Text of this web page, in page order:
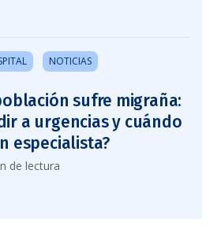
NOTICIAS
sufre migraña:
a urgencias y cuándo
especialista?
de lectura